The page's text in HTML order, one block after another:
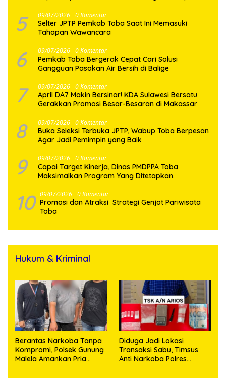
5 09/07/2026 0 Komentar
Selter JPTP Pemkab Toba Saat Ini Memasuki
Tahapan Wawancara
6 09/07/2026 0 Komentar
Pemkab Toba Bergerak Cepat Cari Solusi
Gangguan Pasokan Air Bersih di Balige
7 09/07/2026 0 Komentar
April DA7 Makin Bersinar! KDA Sulawesi Bersatu
Gerakkan Promosi Besar-Besaran di Makassar
8 09/07/2026 0 Komentar
Buka Seleksi Terbuka JPTP, Wabup Toba Berpesan
Agar Jadi Pemimpin yang Baik
9 09/07/2026 0 Komentar
Capai Target Kinerja, Dinas PMDPPA Toba
Maksimalkan Program Yang Ditetapkan.
10 09/07/2026 0 Komentar
Promosi dan Atraksi Strategi Genjot Pariwisata
Toba
Hukum & Kriminal
Berantas Narkoba Tanpa
Kompromi, Polsek Gunung
Malela Amankan Pria
Diduga Jadi Lokasi
Transaksi Sabu, Timsus
Anti Narkoba Polres